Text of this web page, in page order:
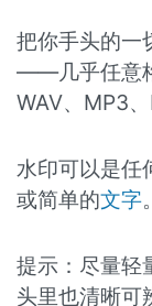
把你手头的
——几乎任意
WAV、MP3、
水印可以是任
或简单的文字
提示：尽量轻
头里也清晰可